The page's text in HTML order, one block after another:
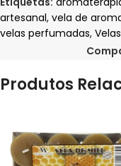
artesanal, vela de
velas perfumadas,
Produtos